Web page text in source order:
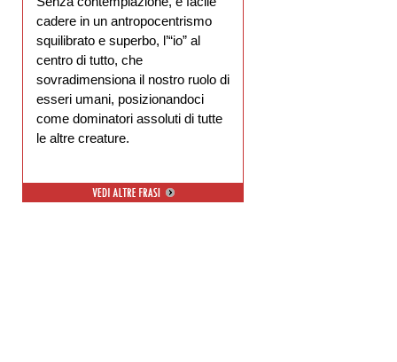
cadere in un antropocentrismo
squilibrato e superbo, l’“io” al
centro di tutto, che
sovradimensiona il nostro ruolo di
esseri umani, posizionandoci
come dominatori assoluti di tutte
le altre creature.